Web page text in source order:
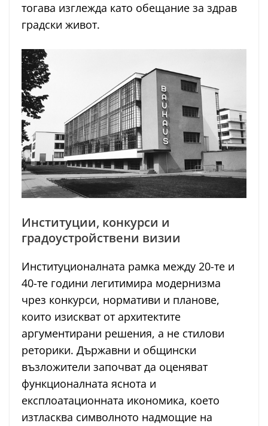
тогава изглежда като обещание за здрав
градски живот.
Институции, конкурси и
градоустройствени визии
Институционалната рамка между 20-те и
40-те години легитимира модернизма
чрез конкурси, нормативи и планове,
които изискват от архитектите
аргументирани решения, а не стилови
реторики. Държавни и общински
възложители започват да оценяват
функционалната яснота и
експлоатационната икономика, което
изтласква символното надмощие на